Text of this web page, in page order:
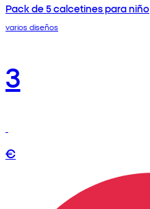
Pack de 5 calcetines para niño
varios diseños
3
€